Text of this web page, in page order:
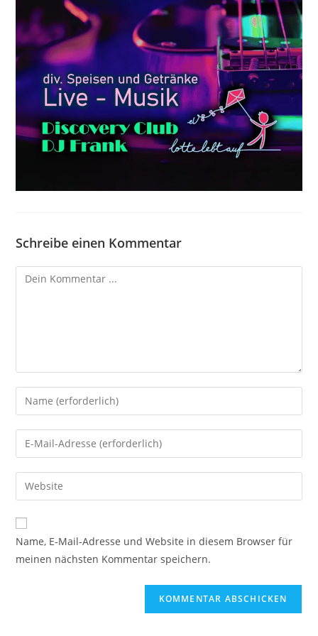
Schreibe einen Kommentar
Name, E-Mail-Adresse und Website in diesem Browser für
meinen nächsten Kommentar speichern.